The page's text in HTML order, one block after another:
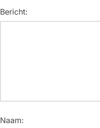
Bericht:
Naam: